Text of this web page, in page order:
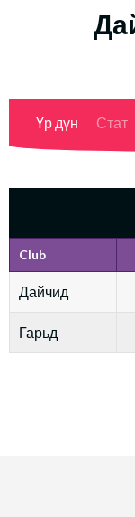
Үр дүн Стат
Club
Дайчид
Гарьд